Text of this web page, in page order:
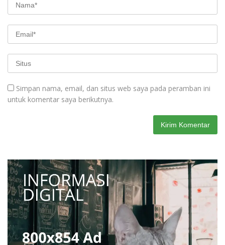
Simpan nama, email, dan situs web saya pada peramban ini
untuk komentar saya berikutnya.